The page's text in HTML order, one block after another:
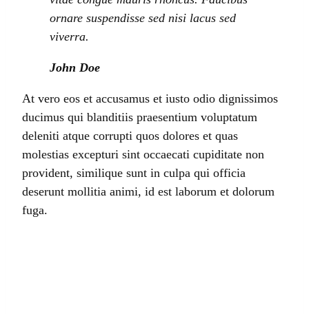
ornare suspendisse sed nisi lacus sed
viverra.
John Doe
At vero eos et accusamus et iusto odio dignissimos
ducimus qui blanditiis praesentium voluptatum
deleniti atque corrupti quos dolores et quas
molestias excepturi sint occaecati cupiditate non
provident, similique sunt in culpa qui officia
deserunt mollitia animi, id est laborum et dolorum
fuga.